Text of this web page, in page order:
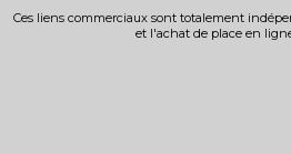
Ces liens commerciaux sont totalement
et l'achat de place en